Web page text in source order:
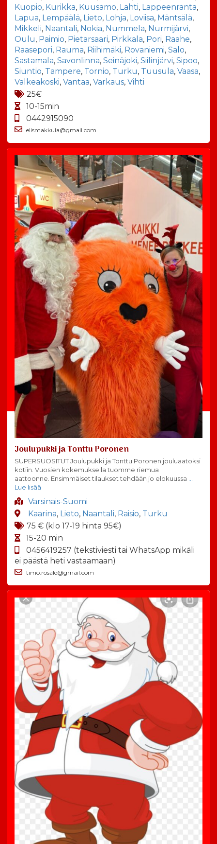
Kuopio, Kurikka, Kuusamo, Lahti, Lappeenranta,
Lapua, Lempäälä, Lieto, Lohja, Loviisa, Mäntsälä,
Mikkeli, Naantali, Nokia, Nummela, Nurmijärvi,
Oulu, Paimio, Pietarsaari, Pirkkala, Pori, Raahe,
Raasepori, Rauma, Riihimäki, Rovaniemi, Salo,
Sastamala, Savonlinna, Seinäjoki, Siilinjärvi, Sipoo,
Siuntio, Tampere, Tornio, Turku, Tuusula, Vaasa,
Valkeakoski, Vantaa, Varkaus, Vihti
25€
10-15min
0442915090
elismakkula@gmail.com
Joulupukki ja Tonttu Poronen
SUPERSUOSITUT Joulupukki ja Tonttu Poronen jouluaatoksi
kotiin. Vuosien kokemuksella tuomme riemua
aattoonne. Ensimmäiset tilaukset tehdään jo elokuussa
Lue lisää
Varsinais-Suomi
Kaarina, Lieto, Naantali, Raisio, Turku
75 € (klo 17-19 hinta 95€)
15-20 min
0456419257 (tekstiviesti tai WhatsApp mikäli
ei päästä heti vastaamaan)
timo.rosale@gmail.com